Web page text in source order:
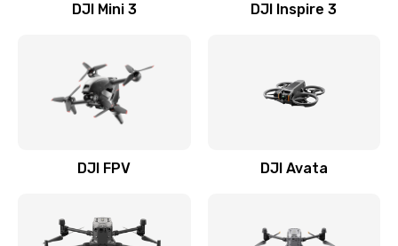
DJI Mini 3 DJI Inspire 3
DJI FPV DJI Avata